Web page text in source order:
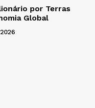
por Terras
Global